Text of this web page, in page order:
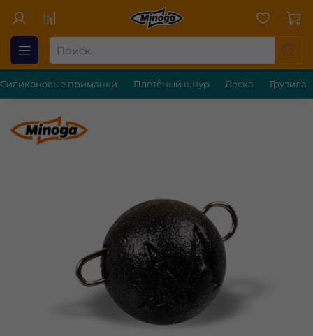
Силиконовые приманки Плетёный шнур Леска Грузила